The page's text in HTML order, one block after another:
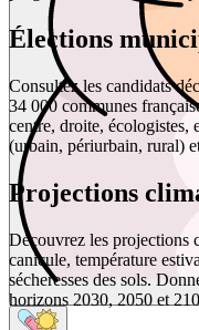
Élections
Consultez les candidats
34 000 communes
centre, droite,
(urbain, périurbain, rural)
Projections
Découvrez les projections
canicule, température
sécheresses des sols.
horizons 2030, 2050 et